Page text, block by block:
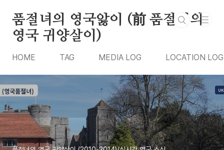
품절녀의 영국앓이 (前 품절녀의
영국 귀양살이)
HOME TAG MEDIA LOG LOCATION LOG